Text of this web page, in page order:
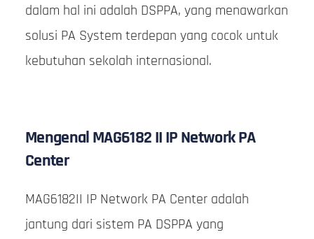
dalam hal ini adalah DSPPA, yang menawarkan
solusi PA System terdepan yang cocok untuk
kebutuhan sekolah internasional.
Mengenal MAG6182 II IP Network PA
Center
MAG6182II IP Network PA Center adalah
jantung dari sistem PA DSPPA yang